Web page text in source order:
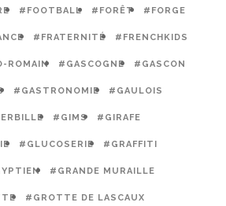
#FOOTBALL #FORÊT #FORGE
#FRATERNITÉ #FRENCHKIDS
ROMAIN #GASCOGNE #GASCON
#GASTRONOMIE #GAULOIS
#GIMS #GIRAFE
#GLUCOSERIE #GRAFFITI
#GRANDE MURAILLE
#GROTTE DE LASCAUX